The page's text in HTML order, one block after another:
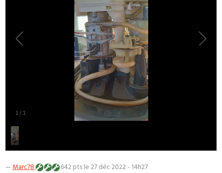
1 / 1
—Marc78 642 ptsle 27 déc 2022 - 14h27